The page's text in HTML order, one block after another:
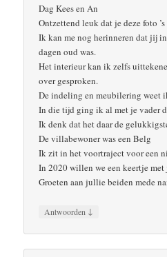
Dag Kees en An
Ontzettend leuk dat je deze foto
Ik kan me nog herinneren dat jij
dagen oud was.
Het interieur kan ik zelfs
over gesproken.
De indeling en meubilering weet
In die tijd ging ik al met je vader
Ik denk dat het daar de
De villabewoner was een Belg
Ik zit in het voortraject voor een
In 2020 willen we een keertje
Groeten aan jullie beiden mede
Antwoorden ↓